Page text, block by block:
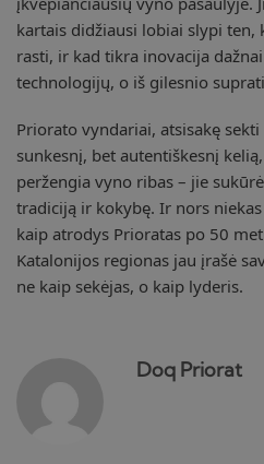
kartais didžiausi lobiai slypi
rasti, ir kad tikra inovacija
technologijų, o iš gilesnio
Priorato vyndariai, atsisakę
sunkesnį, bet autentiškesnį
peržengia vyno ribas – jie
tradiciją ir kokybę. Ir nors
kaip atrodys Prioratas po 50
Katalonijos regionas jau įrašė
ne kaip sekėjas, o kaip lyderis.
Doq Priorat